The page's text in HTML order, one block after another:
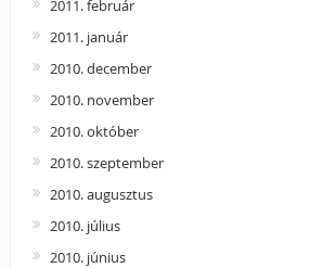
2011. február
2011. január
2010. december
2010. november
2010. október
2010. szeptember
2010. augusztus
2010. július
2010. június